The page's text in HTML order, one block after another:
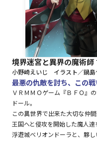
境界迷宮と異界の魔術師
小野崎えいじ イラスト／鍋島
最悪の仇敵を討ち、この戦
ＶＲＭＭＯゲーム『ＢＦＯ』
ドール。
この異世界で出来た大切な仲
王国へと侵攻を開始した魔人達
浮遊城ベリオンドーラと、夥し